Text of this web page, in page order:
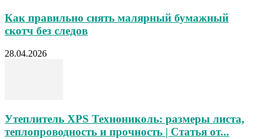
Как правильно снять малярный бумажный
скотч без следов
28.04.2026
Утеплитель XPS Технониколь: размеры листа,
теплопроводность и прочность | Статья от...